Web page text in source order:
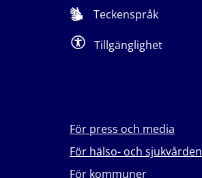
Teckenspråk
Tillgänglighet
För press och media
För hälso- och sjukvården
För kommuner